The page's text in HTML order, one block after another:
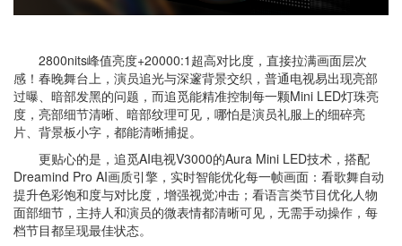
2800nits峰值亮度+20000:1超高对比度，直接拉满画面层次
感！春晚舞台上，演员追光与深邃背景交织，普通电视易出现亮部
过曝、暗部发黑的问题，而追觅能精准控制每一颗Mini LED灯珠亮
度，亮部细节清晰、暗部纹理可见，哪怕是演员礼服上的细碎亮
片、背景板小字，都能清晰捕捉。
更贴心的是，追觅AI电视V3000的Aura Mini LED技术，搭配
Dreamind Pro AI画质引擎，实时智能优化每一帧画面：看歌舞自动
提升色彩饱和度与对比度，增强视觉冲击；看语言类节目优化人物
面部细节，主持人和演员的微表情都清晰可见，无需手动操作，每
档节目都呈现最佳状态。